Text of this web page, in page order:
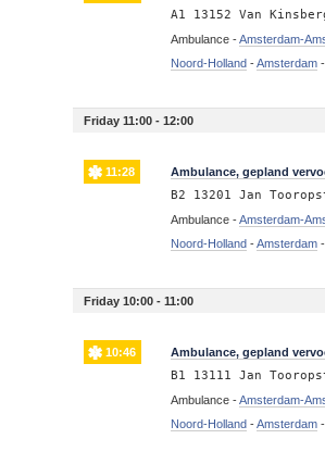
A1 13152 Van
Ambulance -Amsterdam-
Noord-Holland -Amsterdam
Friday 11:00 - 12:00
11:28 Ambulance, gepland
B2 13201 Jan
Ambulance -Amsterdam-
Noord-Holland -Amsterdam -
Friday 10:00 - 11:00
10:46 Ambulance, gepland
B1 13111 Jan
Ambulance -Amsterdam-
Noord-Holland -Amsterdam -